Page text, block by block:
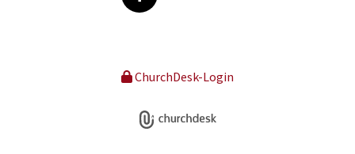
ChurchDesk-Login